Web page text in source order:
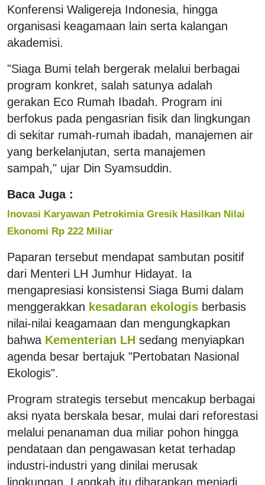
Konferensi Waligereja Indonesia, hingga
organisasi keagamaan lain serta kalangan
akademisi.
"Siaga Bumi telah bergerak melalui berbagai
program konkret, salah satunya adalah
gerakan Eco Rumah Ibadah. Program ini
berfokus pada pengasrian fisik dan lingkungan
di sekitar rumah-rumah ibadah, manajemen air
yang berkelanjutan, serta manajemen
sampah," ujar Din Syamsuddin.
Baca Juga :
Inovasi Karyawan Petrokimia Gresik Hasilkan Nilai
Ekonomi Rp 222 Miliar
Paparan tersebut mendapat sambutan positif
dari Menteri LH Jumhur Hidayat. Ia
mengapresiasi konsistensi Siaga Bumi dalam
menggerakkan kesadaran ekologis berbasis
nilai-nilai keagamaan dan mengungkapkan
bahwa Kementerian LH sedang menyiapkan
agenda besar bertajuk "Pertobatan Nasional
Ekologis".
Program strategis tersebut mencakup berbagai
aksi nyata berskala besar, mulai dari reforestasi
melalui penanaman dua miliar pohon hingga
pendataan dan pengawasan ketat terhadap
industri-industri yang dinilai merusak
lingkungan. Langkah itu diharapkan menjadi